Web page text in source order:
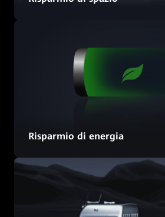
Risparmio di energia